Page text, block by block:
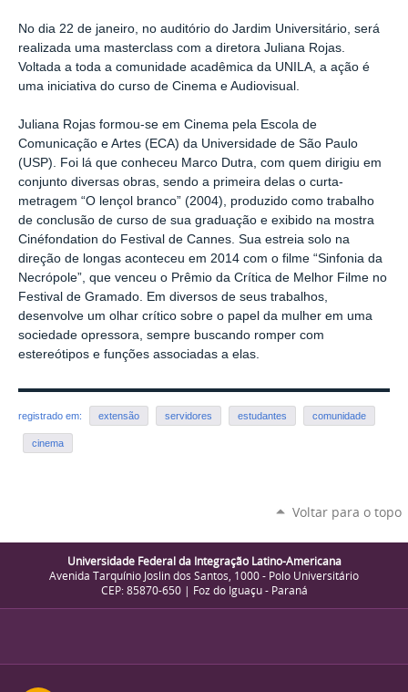
No dia 22 de janeiro, no auditório do Jardim Universitário, será
realizada uma masterclass com a diretora Juliana Rojas.
Voltada a toda a comunidade acadêmica da UNILA, a ação é
uma iniciativa do curso de Cinema e Audiovisual.
Juliana Rojas formou-se em Cinema pela Escola de
Comunicação e Artes (ECA) da Universidade de São Paulo
(USP). Foi lá que conheceu Marco Dutra, com quem dirigiu em
conjunto diversas obras, sendo a primeira delas o curta-
metragem “O lençol branco” (2004), produzido como trabalho
de conclusão de curso de sua graduação e exibido na mostra
Cinéfondation do Festival de Cannes. Sua estreia solo na
direção de longas aconteceu em 2014 com o filme “Sinfonia da
Necrópole”, que venceu o Prêmio da Crítica de Melhor Filme no
Festival de Gramado. Em diversos de seus trabalhos,
desenvolve um olhar crítico sobre o papel da mulher em uma
sociedade opressora, sempre buscando romper com
estereótipos e funções associadas a elas.
registrado em: extensão servidores estudantes comunidade
cinema
Voltar para o topo
Universidade Federal da Integração Latino-Americana
Avenida Tarquínio Joslin dos Santos, 1000 - Polo Universitário
CEP: 85870-650 | Foz do Iguaçu - Paraná